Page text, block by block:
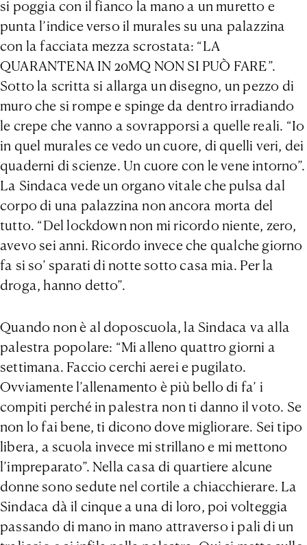
si poggia con il fianco la mano a un muretto e
punta l’indice verso il murales su una palazzina
con la facciata mezza scrostata: “LA
QUARANTENA IN 20MQ NON SI PUÒ FARE”.
Sotto la scritta si allarga un disegno, un pezzo di
muro che si rompe e spinge da dentro irradiando
le crepe che vanno a sovrapporsi a quelle reali. “Io
in quel murales ce vedo un cuore, di quelli veri, dei
quaderni di scienze. Un cuore con le vene intorno”.
La Sindaca vede un organo vitale che pulsa dal
corpo di una palazzina non ancora morta del
tutto. “Del lockdown non mi ricordo niente, zero,
avevo sei anni. Ricordo invece che qualche giorno
fa si so’ sparati di notte sotto casa mia. Per la
droga, hanno detto”.
Quando non è al doposcuola, la Sindaca va alla
palestra popolare: “Mi alleno quattro giorni a
settimana. Faccio cerchi aerei e pugilato.
Ovviamente l’allenamento è più bello di fa’ i
compiti perché in palestra non ti danno il voto. Se
non lo fai bene, ti dicono dove migliorare. Sei tipo
libera, a scuola invece mi strillano e mi mettono
l’impreparato”. Nella casa di quartiere alcune
donne sono sedute nel cortile a chiacchierare. La
Sindaca dà il cinque a una di loro, poi volteggia
passando di mano in mano attraverso i pali di un